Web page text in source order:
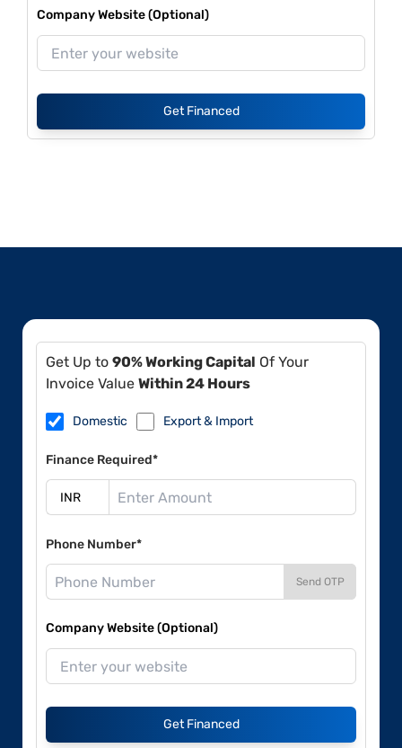
Company Website (Optional)
Get Financed
Get Up to 90% Working Capital Of Your
Invoice Value Within 24 Hours
Domestic Export & Import
Finance Required*
Phone Number*
Send OTP
Company Website (Optional)
Get Financed